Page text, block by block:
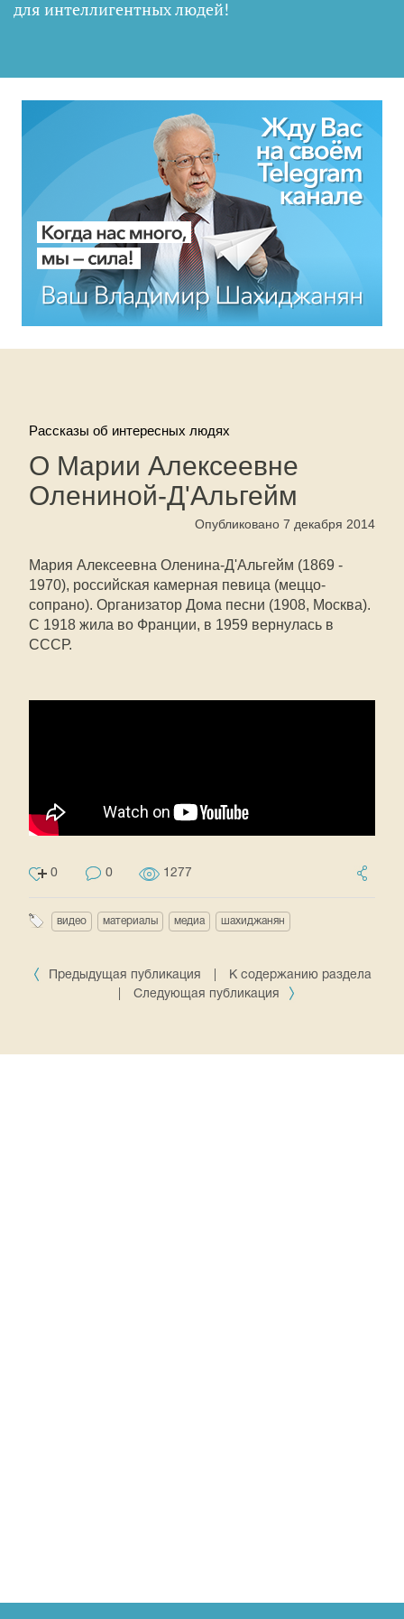
для интеллигентных людей!
Рассказы об интересных людях
О Марии Алексеевне
Олениной-Д'Альгейм
Опубликовано 7 декабря 2014
Мария Алексеевна Оленина-Д'Альгейм (1869 -
1970), российская камерная певица (меццо-
сопрано). Организатор Дома песни (1908, Москва).
С 1918 жила во Франции, в 1959 вернулась в
СССР.
0 0 1277
видео материалы медиа шахиджанян
Предыдущая публикация
К содержанию раздела
Следующая публикация